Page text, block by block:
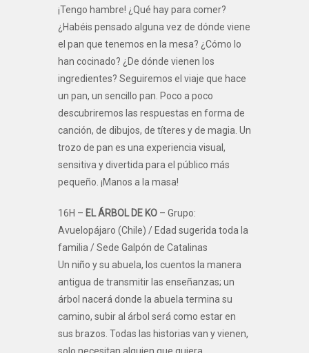
¡Tengo hambre! ¿Qué hay para comer?
¿Habéis pensado alguna vez de dónde viene
el pan que tenemos en la mesa? ¿Cómo lo
han cocinado? ¿De dónde vienen los
ingredientes? Seguiremos el viaje que hace
un pan, un sencillo pan. Poco a poco
descubriremos las respuestas en forma de
canción, de dibujos, de títeres y de magia. Un
trozo de pan es una experiencia visual,
sensitiva y divertida para el público más
pequeño. ¡Manos a la masa!
16H – EL ÁRBOL DE KO – Grupo:
Avuelopájaro (Chile) / Edad sugerida toda la
familia / Sede Galpón de Catalinas
Un niño y su abuela, los cuentos la manera
antigua de transmitir las enseñanzas; un
árbol nacerá donde la abuela termina su
camino, subir al árbol será como estar en
sus brazos. Todas las historias van y vienen,
solo necesitan alguien que quiera